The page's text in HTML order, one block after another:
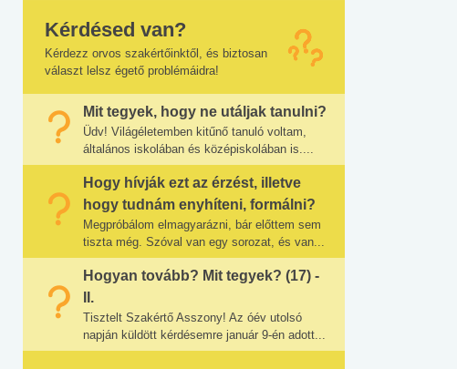
Kérdésed van?
Kérdezz orvos szakértőinktől, és biztosan
választ lelsz égető problémáidra!
Mit tegyek, hogy ne utáljak tanulni?
Üdv! Világéletemben kitűnő tanuló voltam,
általános iskolában és középiskolában is....
Hogy hívják ezt az érzést, illetve
hogy tudnám enyhíteni, formálni?
Megpróbálom elmagyarázni, bár előttem sem
tiszta még. Szóval van egy sorozat, és van...
Hogyan tovább? Mit tegyek? (17) -
II.
Tisztelt Szakértő Asszony! Az óév utolsó
napján küldött kérdésemre január 9-én adott...